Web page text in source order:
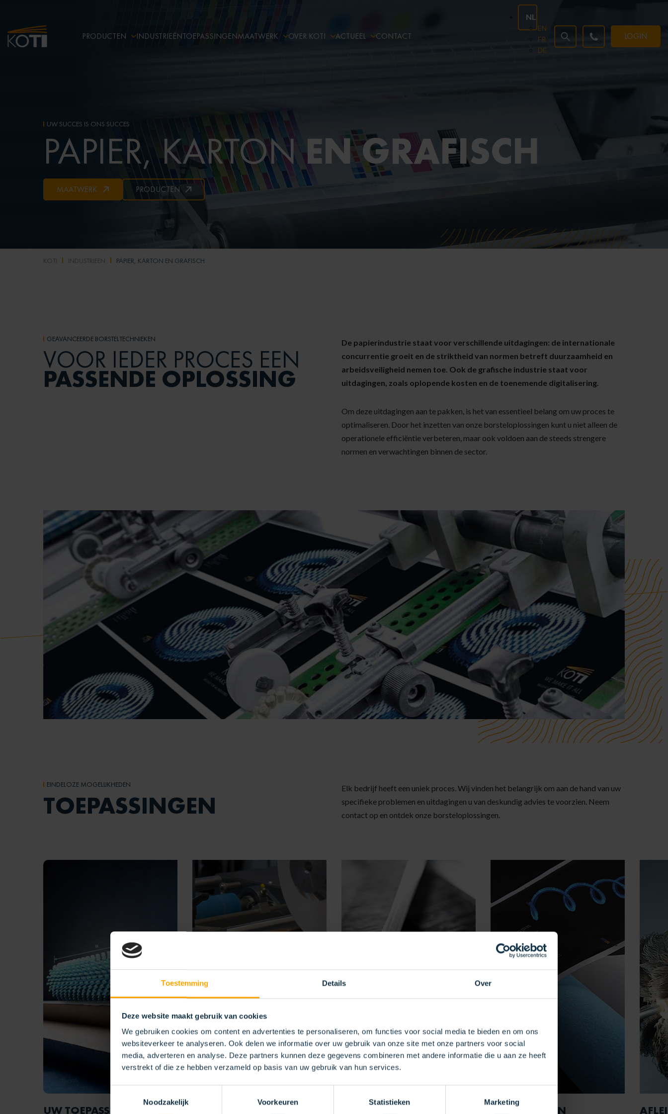
Toestemming Details Over
Deze website maakt gebruik van cookies
We gebruiken cookies om content en advertenties te personaliseren, om functies voor social media te bieden en om ons
websiteverkeer te analyseren. Ook delen we informatie over uw gebruik van onze site met onze partners voor social
media, adverteren en analyse. Deze partners kunnen deze gegevens combineren met andere informatie die u aan ze heeft
verstrekt of die ze hebben verzameld op basis van uw gebruik van hun services.
Noodzakelijk
Voorkeuren Statistieken Marketing
PRODUCTEN INDUSTRIEËNTOEPASSINGENMAATWERK OVER KOTI ACTUEEL CONTACT
NL
EN
FR
DE
LOGIN
UW SUCCES IS ONS SUCCES
PAPIER, KARTONEN GRAFISCH
MAATWERK PRODUCTEN
KOTI INDUSTRIEËN PAPIER, KARTON EN GRAFISCH
GEAVANCEERDE BORSTELTECHNIEKEN
VOOR IEDER PROCES EEN
PASSENDE OPLOSSING
De papierindustrie staat voor verschillende uitdagingen: de internationale
concurrentie groeit en de striktheid van normen betreft duurzaamheid en
arbeidsveiligheid nemen toe. Ook de grafische industrie staat voor
uitdagingen, zoals oplopende kosten en de toenemende digitalisering.
Om deze uitdagingen aan te pakken, is het van essentieel belang om uw proces te
optimaliseren. Door het inzetten van onze borsteloplossingen kunt u niet alleen de
operationele efficiëntie verbeteren, maar ook voldoen aan de steeds strengere
normen en verwachtingen binnen de sector.
EINDELOZE MOGELIJKHEDEN
TOEPASSINGEN
Elk bedrijf heeft een uniek proces. Wij vinden het belangrijk om aan de hand van uw
specifieke problemen en uitdagingen u van deskundig advies te voorzien. Neem
contact op en ontdek onze borsteloplossingen.
UW TOEPASSING BEVOCHTIGEN